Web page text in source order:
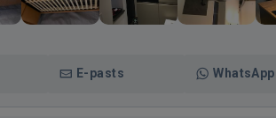
E-pasts WhatsApp